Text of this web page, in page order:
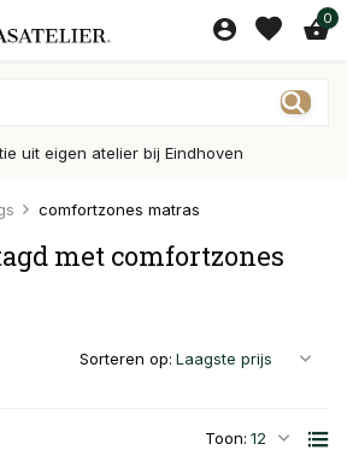
0
uit eigen atelier bij Eindhoven
comfortzones matras
met comfortzones
Toon:
Sorteren op: